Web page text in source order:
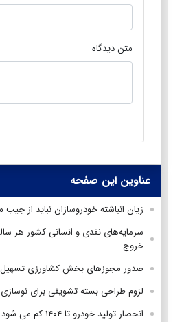
متن دیدگاه
عناوین این صفحه
زیان انباشته خودروسازان نباید از
سرمایه‌های نقدی و انسانی کشور هر
خروج
صدور مجوز‌های بخش کشاورزی
لزوم طراحی بسته تشویقی برای
انحصار تولید خودرو تا ۱۴۰۴ کم می شود